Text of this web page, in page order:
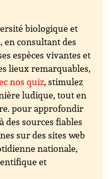
biologique et
en consultant des
espèces vivantes et
lieux remarquables,
nos quiz, stimulez
ludique, tout en
pour approfondir
des sources fiables
sur des sites web
nationale,
et